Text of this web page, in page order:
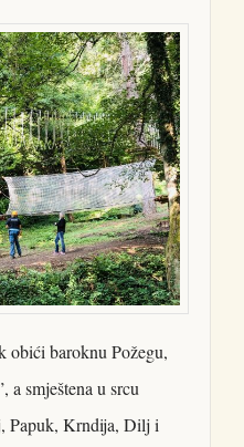
obići baroknu Požegu,
a smještena u srcu
Papuk, Krndija, Dilj i